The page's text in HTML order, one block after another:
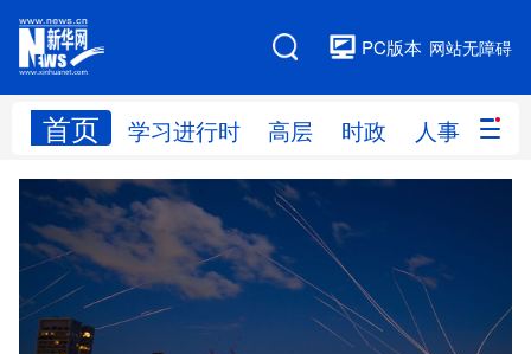
网站无障碍
PC版本
首页 学习进行时 高层 时政 人事 国
网站地图
学习进行时 高层
国际 财经 网评 港澳
台湾 思客智库 全球连线 教育